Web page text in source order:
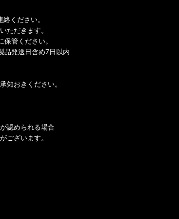
ください。
ただきます。
管ください。
品発送日含め7日以内
知おきください。
認められる場合
ございます。